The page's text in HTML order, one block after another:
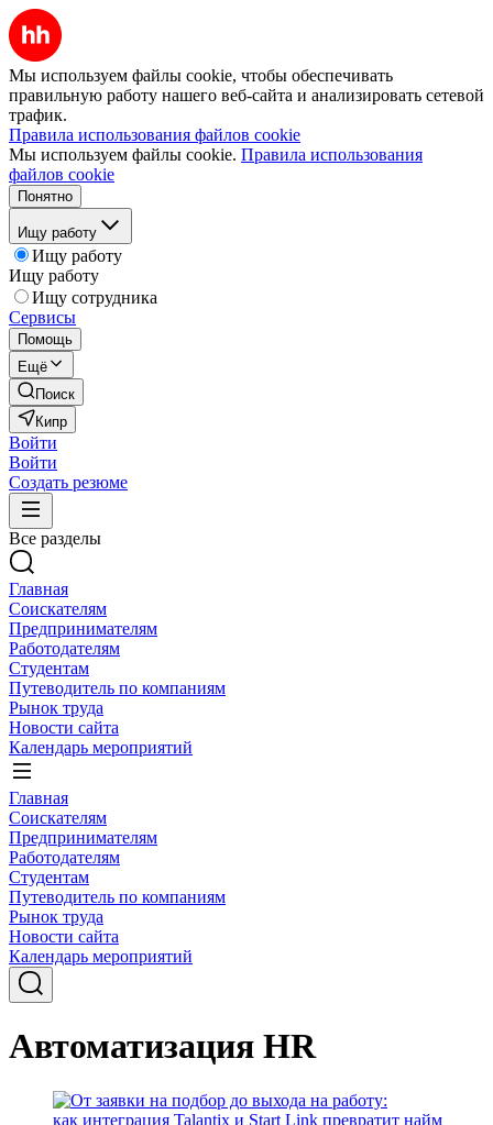
Мы используем файлы cookie, чтобы обеспечивать
правильную работу нашего веб-сайта и анализировать сетевой
трафик.
Правила использования файлов cookie
Мы используем файлы cookie. Правила использования
файлов cookie
Понятно
Ищу работу
Ищу работу
Ищу работу
Ищу сотрудника
Сервисы
Помощь
Ещё
Поиск
Кипр
Войти
Войти
Создать резюме
Все разделы
Главная
Соискателям
Предпринимателям
Работодателям
Студентам
Путеводитель по компаниям
Рынок труда
Новости сайта
Календарь мероприятий
Главная
Соискателям
Предпринимателям
Работодателям
Студентам
Путеводитель по компаниям
Рынок труда
Новости сайта
Календарь мероприятий
Автоматизация HR